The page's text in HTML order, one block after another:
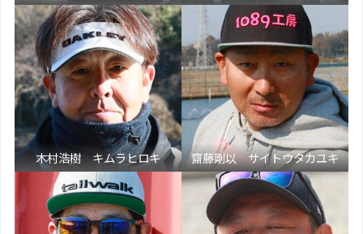
木村浩樹 キムラヒロキ 齋藤剛以 サイトウタカユキ